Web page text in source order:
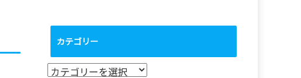
カテゴリー
カ